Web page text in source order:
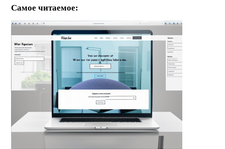
Самое читаемое: